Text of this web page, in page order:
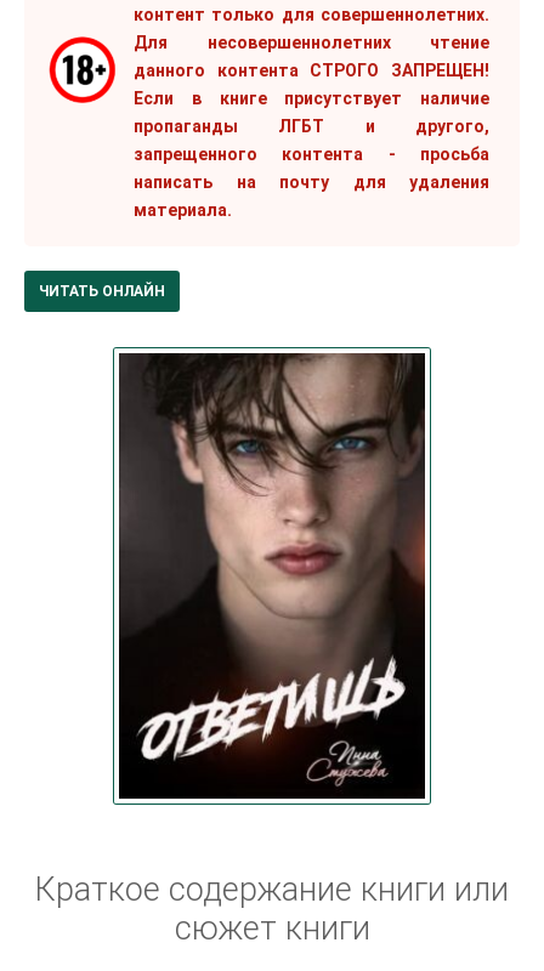
контент только для совершеннолетних.
Для несовершеннолетних чтение
данного контента СТРОГО ЗАПРЕЩЕН!
Если в книге присутствует наличие
пропаганды ЛГБТ и другого,
запрещенного контента - просьба
написать на почту для удаления
материала.
ЧИТАТЬ ОНЛАЙН
Краткое содержание книги или
сюжет книги